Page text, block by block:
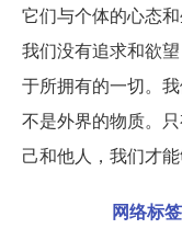
它们与个体的心态
我们没有追求和欲
于所拥有的一切。
不是外界的物质。
己和他人，我们才
网络标签